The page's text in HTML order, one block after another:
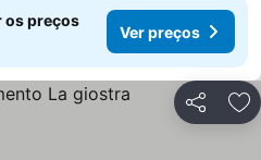
os preços
Ver preços
Partilhar